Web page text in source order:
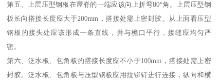
第五、上层压型钢板在屋脊的一端应该向上折弯80°角。上层压型钢
板长向搭接长度应大于200mm，搭接处需上密封胶。从上面看压型
钢板的接头处应该形成一条直线，并与檐口平行，接缝应均匀严
密。
第六、泛水板、包角板的搭接长度应不小于100mm，搭接处需上密
封胶。泛水板、包角板与压型钢板应用拉铆钉进行连接，纵向和横